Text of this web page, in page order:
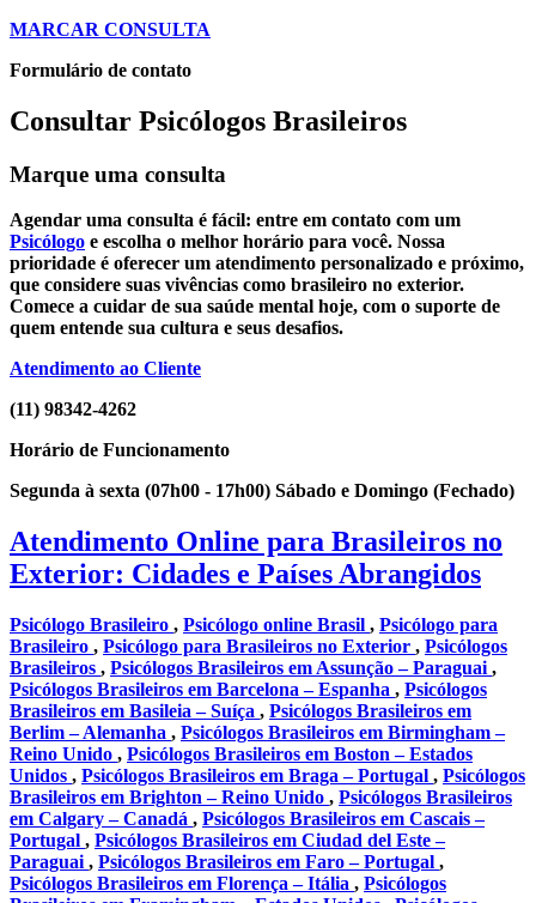
MARCAR CONSULTA
Formulário de contato
Consultar Psicólogos Brasileiros
Marque uma consulta
Agendar uma consulta é fácil: entre em contato com um
Psicólogo e escolha o melhor horário para você. Nossa
prioridade é oferecer um atendimento personalizado e próximo,
que considere suas vivências como brasileiro no exterior.
Comece a cuidar de sua saúde mental hoje, com o suporte de
quem entende sua cultura e seus desafios.
Atendimento ao Cliente
(11) 98342-4262
Horário de Funcionamento
Segunda à sexta (07h00 - 17h00) Sábado e Domingo (Fechado)
Atendimento Online para Brasileiros no
Exterior: Cidades e Países Abrangidos
Psicólogo Brasileiro , Psicólogo online Brasil , Psicólogo para
Brasileiro , Psicólogo para Brasileiros no Exterior , Psicólogos
Brasileiros , Psicólogos Brasileiros em Assunção – Paraguai ,
Psicólogos Brasileiros em Barcelona – Espanha , Psicólogos
Brasileiros em Basileia – Suíça , Psicólogos Brasileiros em
Berlim – Alemanha , Psicólogos Brasileiros em Birmingham –
Reino Unido , Psicólogos Brasileiros em Boston – Estados
Unidos , Psicólogos Brasileiros em Braga – Portugal , Psicólogos
Brasileiros em Brighton – Reino Unido , Psicólogos Brasileiros
em Calgary – Canadá , Psicólogos Brasileiros em Cascais –
Portugal , Psicólogos Brasileiros em Ciudad del Este –
Paraguai , Psicólogos Brasileiros em Faro – Portugal ,
Psicólogos Brasileiros em Florença – Itália , Psicólogos